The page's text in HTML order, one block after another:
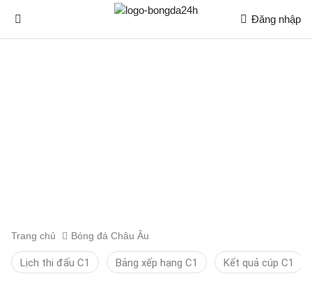
Đăng nhập
Trang chủ Bóng đá Châu Âu
Lịch thi đấu C1 Bảng xếp hạng C1 Kết quả cúp C1